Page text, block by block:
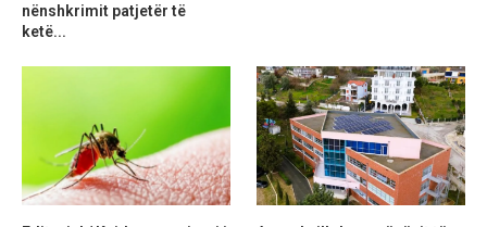
nënshkrimit patjetër të
ketë...